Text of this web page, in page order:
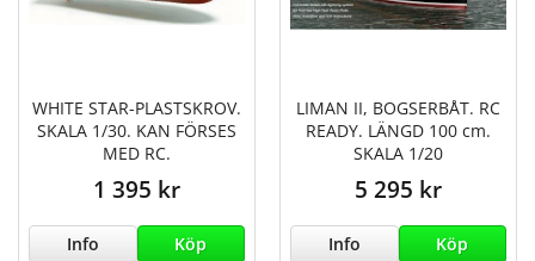
WHITE STAR-PLASTSKROV.
SKALA 1/30. KAN FÖRSES
MED RC.
1 395 kr
Info Köp
LIMAN II, BOGSERBÅT. RC
READY. LÄNGD 100 cm.
SKALA 1/20
5 295 kr
Info Köp